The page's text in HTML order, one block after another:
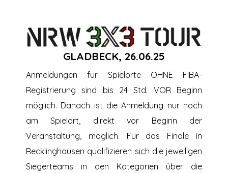
GLADBECK, 26.06.25
Anmeldungen für Spielorte OHNE FIBA-
Registrierung sind bis 24 Std. VOR Beginn
möglich. Danach ist die Anmeldung nur noch
am Spielort, direkt vor Beginn der
Veranstaltung, möglich. Für das Finale in
Recklinghausen qualifizieren sich die jeweiligen
Siegerteams in den Kategorien über die